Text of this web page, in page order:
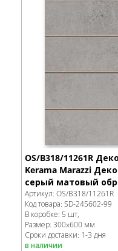
OS/B318/11261R
Kerama Marazzi
серый матовый
Артикул: OS/B318/11261R
Код товара: SD-245602-99
В коробке: 5 шт,
Размер: 300x600 мм
Сроки доставки: 1-3 дня
в наличии